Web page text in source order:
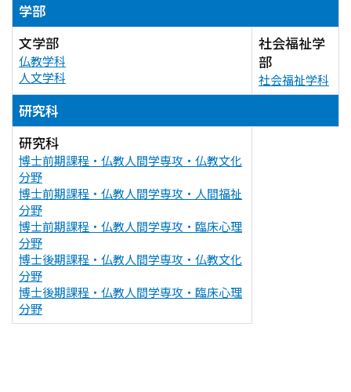
学部
文学部
仏教学科
人文学科
社会福祉学
部
社会福祉学科
研究科
研究科
博士前期課程・仏教人間学専攻・仏教文化
分野
博士前期課程・仏教人間学専攻・人間福祉
分野
博士前期課程・仏教人間学専攻・臨床心理
分野
博士後期課程・仏教人間学専攻・仏教文化
分野
博士後期課程・仏教人間学専攻・臨床心理
分野